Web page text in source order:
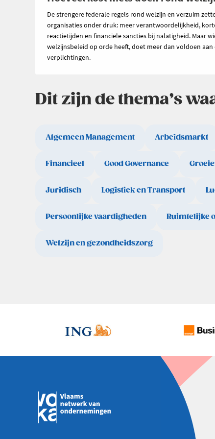
De strengere federale regels rond welzijn en verzuim
organisaties onder druk: meer verantwoordelijkheid,
reactietijden en financiële sancties bij nalatigheid. Maar
welzijnsbeleid op orde heeft, doet meer dan voldoen aan
verplichtingen.
Dit zijn de thema’s
Algemeen Management Arbeidsmarkt
Financieel Good Governance
Juridisch Logistiek en Transport
Persoonlijke vaardigheden Ruimtelijke
Welzijn en gezondheidszorg